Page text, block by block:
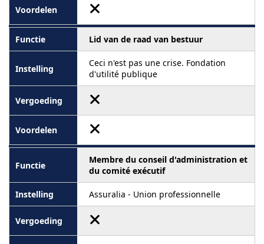
Lid van de raad van bestuur
Ceci n'est pas une crise. Fondation
d'utilité publique
Membre du conseil d'administration et
du comité exécutif
Assuralia - Union professionnelle